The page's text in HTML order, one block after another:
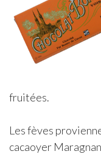
fruitées.
Les fèves
cacaoyer